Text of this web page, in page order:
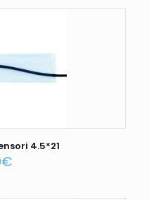
4.5*21
€